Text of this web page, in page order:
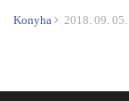
Konyha 2018. 09. 05.